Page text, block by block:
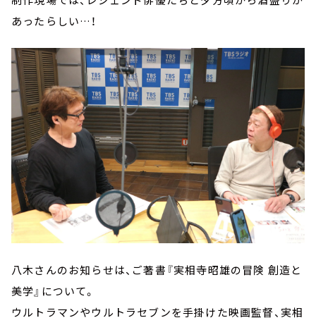
あったらしい…！
八木さんのお知らせは、ご著書『実相寺昭雄の冒険 創造と
美学』について。
ウルトラマンやウルトラセブンを手掛けた映画監督、実相